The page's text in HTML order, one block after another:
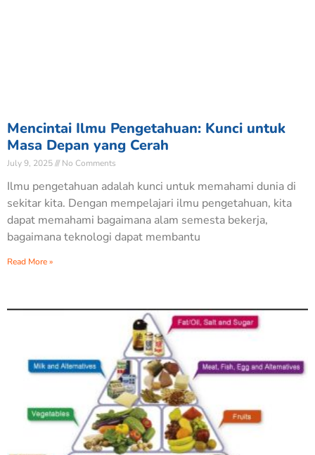
Mencintai Ilmu Pengetahuan: Kunci untuk
Masa Depan yang Cerah
July 9, 2025 No Comments
Ilmu pengetahuan adalah kunci untuk memahami dunia di
sekitar kita. Dengan mempelajari ilmu pengetahuan, kita
dapat memahami bagaimana alam semesta bekerja,
bagaimana teknologi dapat membantu
Read More »